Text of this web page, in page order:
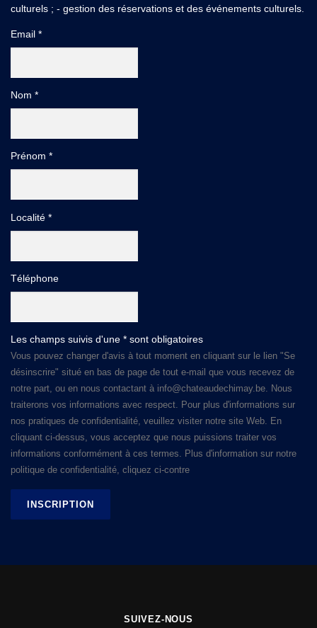
culturels ; - gestion des réservations et des événements culturels.
Email *
Nom *
Prénom *
Localité *
Téléphone
Les champs suivis d'une * sont obligatoires
Vous pouvez changer d'avis à tout moment en cliquant sur le lien "Se
désinscrire" situé en bas de page de tout e-mail que vous recevez de
notre part, ou en nous contactant à info@chateaudechimay.be. Nous
traiterons vos informations avec respect. Pour plus d'informations sur
nos pratiques de confidentialité, veuillez visiter notre site Web. En
cliquant ci-dessus, vous acceptez que nous puissions traiter vos
informations conformément à ces termes. Plus d'information sur notre
politique de confidentialité, cliquez ci-contre
SUIVEZ-NOUS